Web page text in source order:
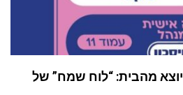
מהבית: “לוח שמח” של